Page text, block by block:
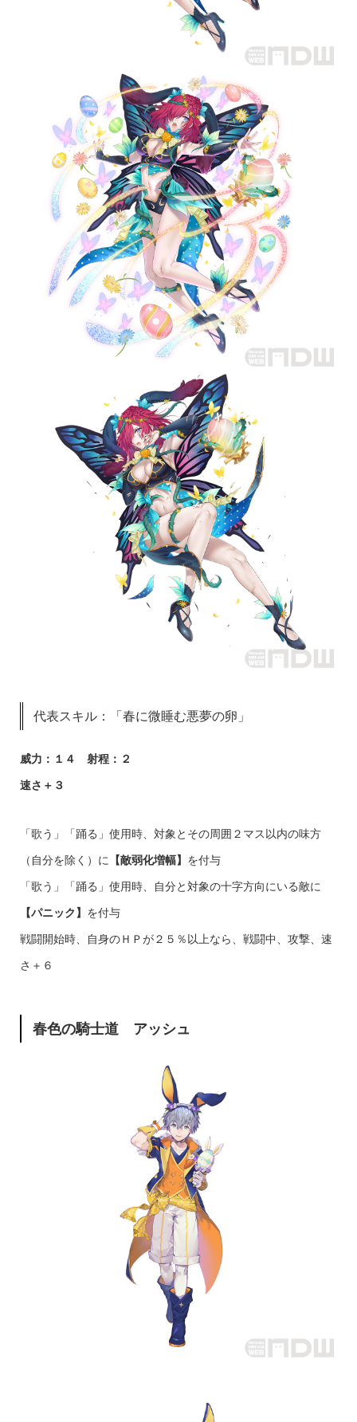
代表スキル：「春に微睡む悪夢の卵」
威力：１４ 射程：２
速さ＋３
「歌う」「踊る」使用時、対象とその周囲２マス以内の味方
（自分を除く）に 【敵弱化増幅】 を付与
「歌う」「踊る」使用時、自分と対象の十字方向にいる敵に
【パニック】 を付与
戦闘開始時、自身のＨＰが２５％以上なら、戦闘中、攻撃、速
さ＋６
春色の騎士道 アッシュ